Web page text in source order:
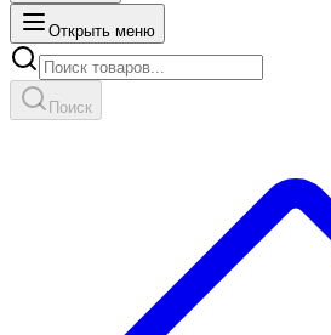
Открыть меню
Поиск